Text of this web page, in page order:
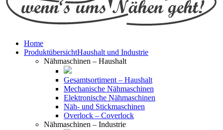
Home
ProduktübersichtHaushalt und Industrie
Nähmaschinen – Haushalt
Gesamtsortiment – Haushalt
Mechanische Nähmaschinen
Elektronische Nähmaschinen
Näh- und Stickmaschinen
Overlock – Coverlock
Nähmaschinen – Industrie